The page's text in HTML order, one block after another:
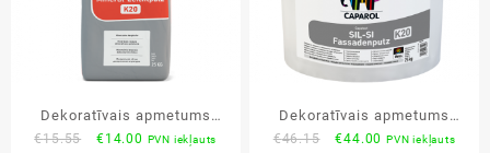
Dekoratīvais apmetums
Caparol Mineral-Leichtputz
€15.55
Original
€14.00 Current
PVN iekļauts
Dekoratīvais apmetums
Caparol SIL-SI
€46.15
Original
€44.00 Current
PVN iekļauts